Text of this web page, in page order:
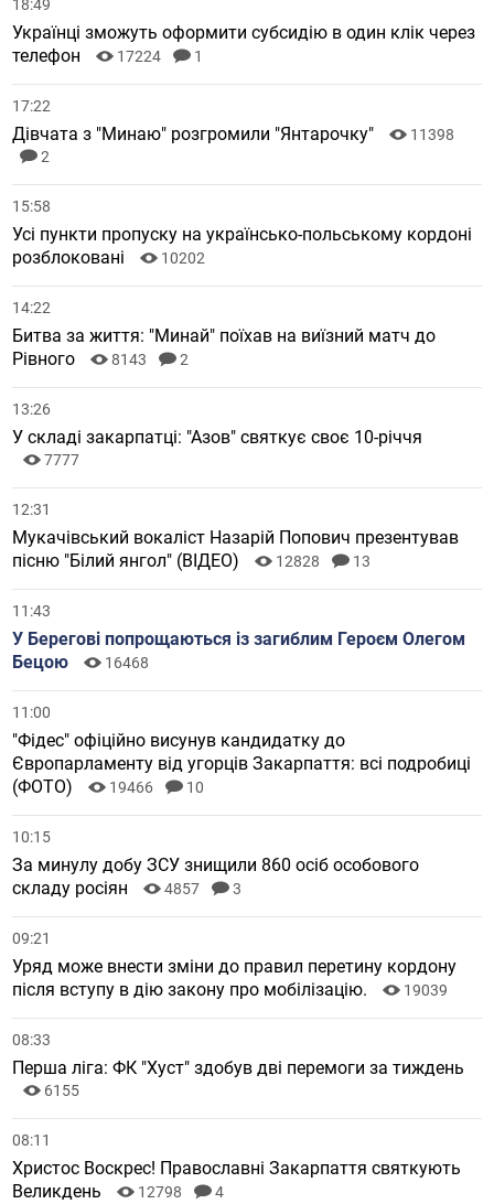
18:49
Українці зможуть оформити субсидію в один клік через
телефон
17224 1
17:22
Дівчата з "Минаю" розгромили "Янтарочку"
11398
2
15:58
Усі пункти пропуску на українсько-польському кордоні
розблоковані
10202
14:22
Битва за життя: "Минай" поїхав на виїзний матч до
Рівного
8143 2
13:26
У складі закарпатці: "Азов" святкує своє 10-річчя
7777
12:31
Мукачівський вокаліст Назарій Попович презентував
пісню "Білий янгол" (ВІДЕО)
12828 13
11:43
У Берегові попрощаються із загиблим Героєм Олегом
Бецою
16468
11:00
"Фідес" офіційно висунув кандидатку до
Європарламенту від угорців Закарпаття: всі подробиці
(ФОТО)
19466 10
10:15
За минулу добу ЗСУ знищили 860 осіб особового
складу росіян
4857 3
09:21
Уряд може внести зміни до правил перетину кордону
після вступу в дію закону про мобілізацію.
19039
08:33
Перша ліга: ФК "Хуст" здобув дві перемоги за тиждень
6155
08:11
Христос Воскрес! Православні Закарпаття святкують
Великдень
12798 4